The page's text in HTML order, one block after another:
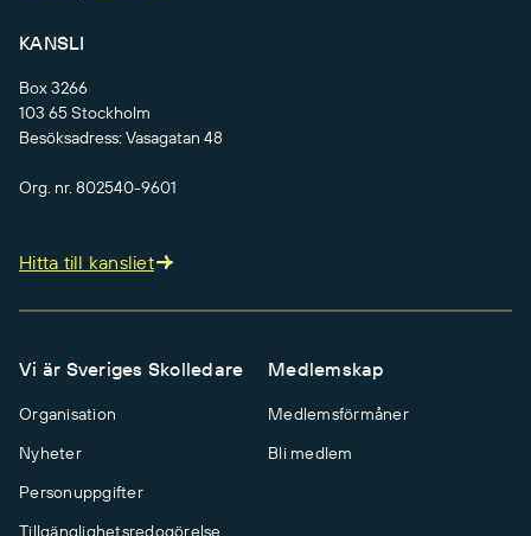
KANSLI
Box 3266
103 65 Stockholm
Besöksadress: Vasagatan 48
Org. nr. 802540-9601
Hitta till kansliet
Vi är Sveriges Skolledare
Organisation
Nyheter
Personuppgifter
Medlemskap
Medlemsförmåner
Bli medlem